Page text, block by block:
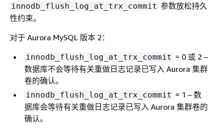
innodb_flush_log_at_trx_commit 参数放松持久
性约束。
对于 Aurora MySQL 版本 2：
innodb_flush_log_at_trx_commit = 0 或 2 –
数据库不会等待有关重做日志记录已写入 Aurora 集群
卷的确认。
innodb_flush_log_at_trx_commit = 1 – 数
据库会等待有关重做日志记录已写入 Aurora 集群卷的
确认。